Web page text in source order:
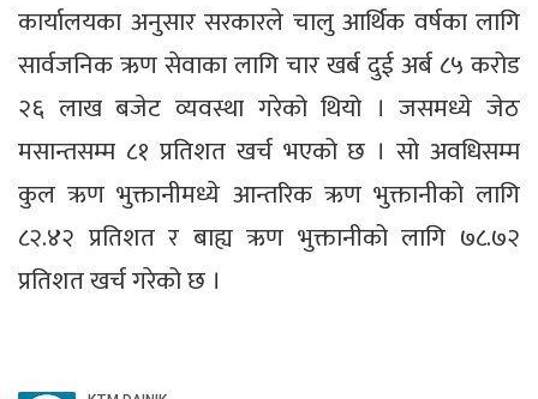
कार्यालयका अनुसार सरकारले चालु आर्थिक वर्षका लागि
सार्वजनिक ऋण सेवाका लागि चार खर्ब दुई अर्ब ८५ करोड
२६ लाख बजेट व्यवस्था गरेको थियो । जसमध्ये जेठ
मसान्तसम्म ८१ प्रतिशत खर्च भएको छ । सो अवधिसम्म
कुल ऋण भुक्तानीमध्ये आन्तरिक ऋण भुक्तानीको लागि
८२.४२ प्रतिशत र बाह्य ऋण भुक्तानीको लागि ७८.७२
प्रतिशत खर्च गरेको छ ।